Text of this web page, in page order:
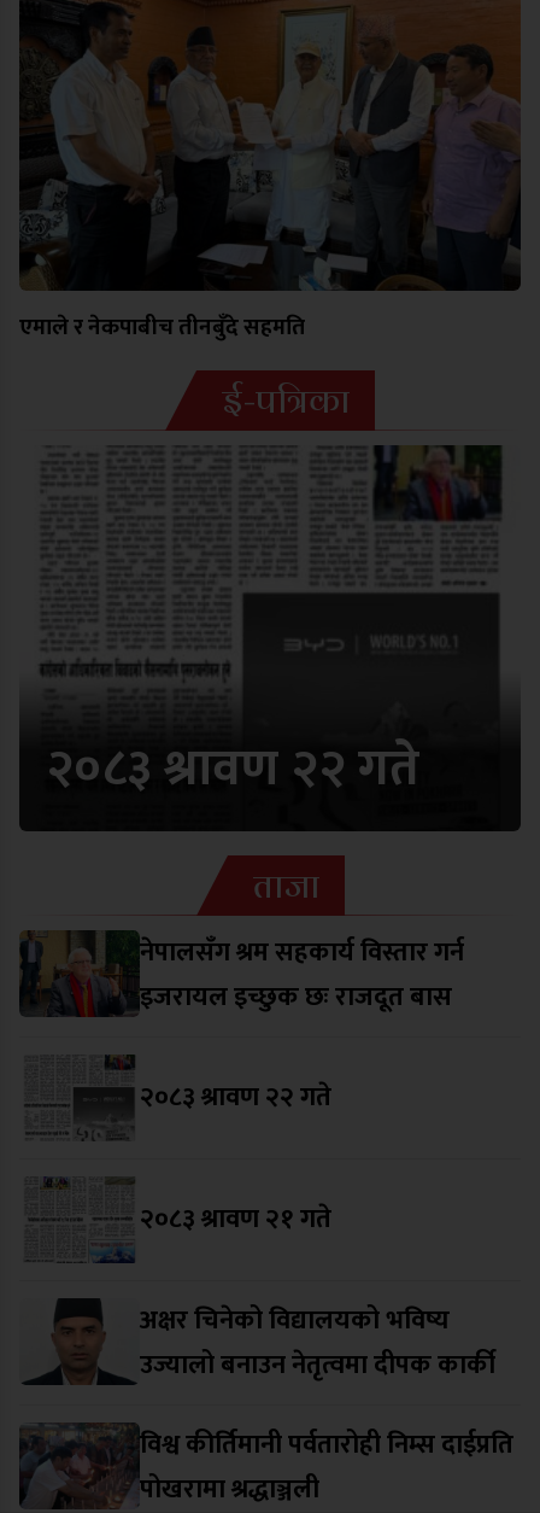
एमाले र नेकपाबीच तीनबुँदे सहमति
ई-पत्रिका
२०८३ श्रावण २२ गते
ताजा
नेपालसँग श्रम सहकार्य विस्तार गर्न
इजरायल इच्छुक छः राजदूत बास
२०८३ श्रावण २२ गते
२०८३ श्रावण २१ गते
अक्षर चिनेको विद्यालयको भविष्य
उज्यालो बनाउन नेतृत्वमा दीपक कार्की
विश्व कीर्तिमानी पर्वतारोही निम्स दाईप्रति
पोखरामा श्रद्धाञ्जली